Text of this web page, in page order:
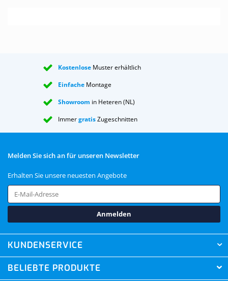
Kostenlose Muster erhältlich
Einfache Montage
Showroom in Heteren (NL)
ImmergratisZugeschnitten
Melden Sie sich an für unseren Newsletter
Erhalten Sie unsere neuesten Angebote
Anmelden
KUNDENSERVICE
BELIEBTE PRODUKTE